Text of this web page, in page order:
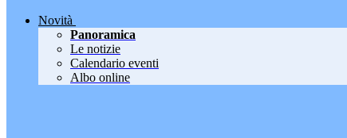
Novità
Panoramica
Le notizie
Calendario eventi
Albo online